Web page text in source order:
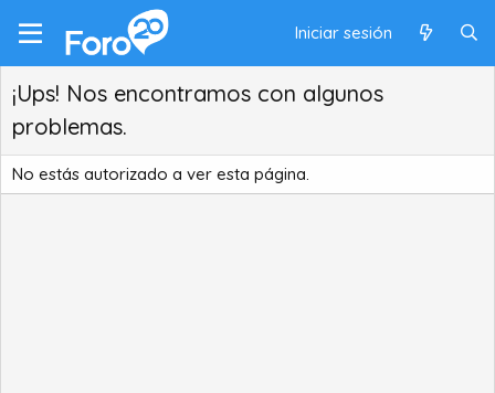
Iniciar sesión
¡Ups! Nos encontramos con algunos
problemas.
No estás autorizado a ver esta página.